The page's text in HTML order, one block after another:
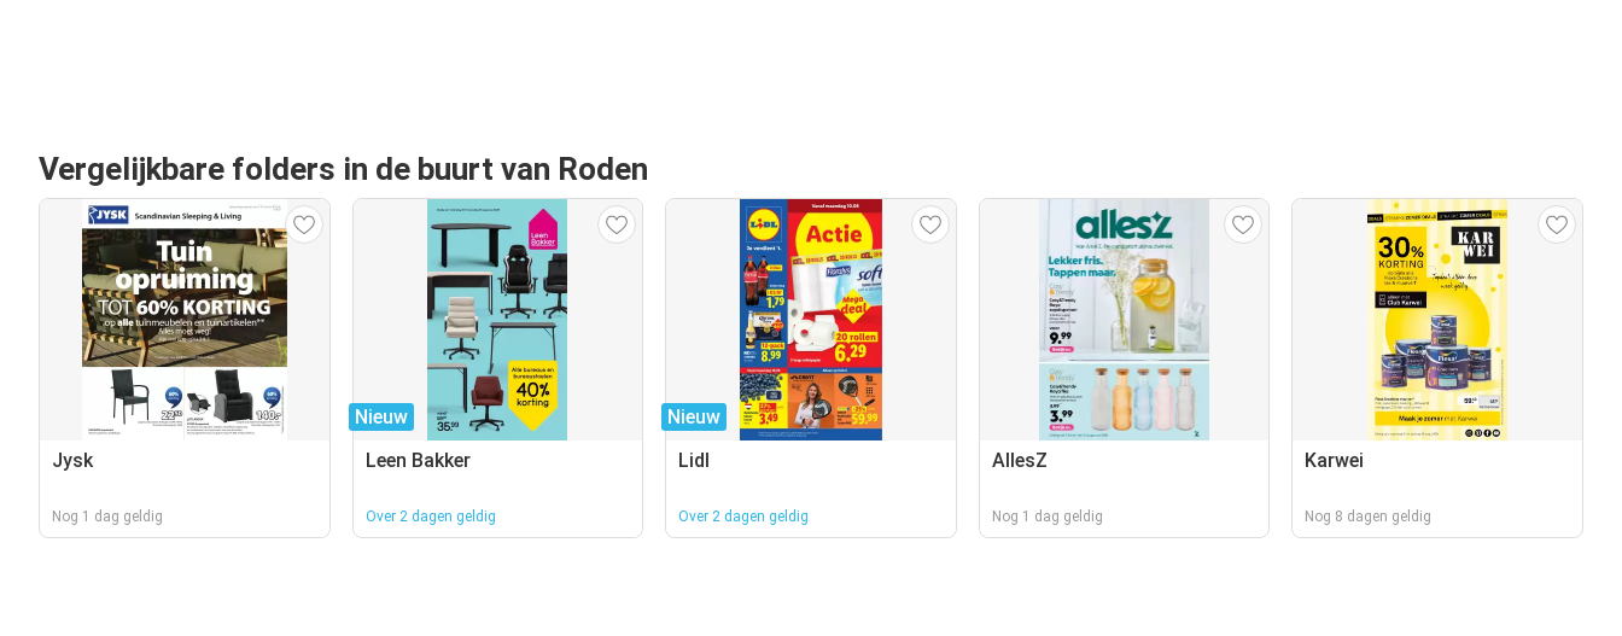
Vergelijkbare folders in de buurt van Roden
Jysk
Nog 1 dag geldig
Nieuw
Leen Bakker
Over 2 dagen geldig
Nieuw
Lidl
Over 2 dagen geldig
AllesZ
Nog 1 dag geldig
Karwei
Nog 8 dagen geldig